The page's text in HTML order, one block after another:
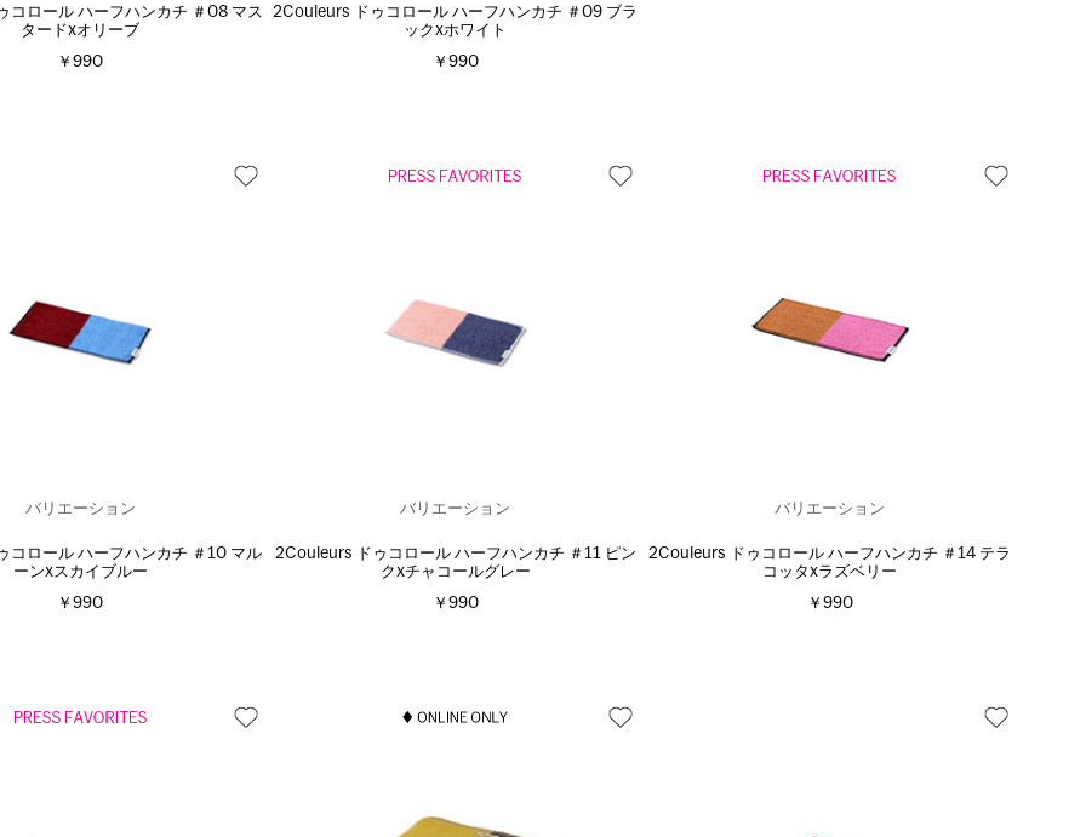
コロール ハーフハンカチ ＃08 マス
タードxオリーブ
￥990
2Couleurs ドゥコロール ハーフハンカチ ＃09 ブラ
ックxホワイト
￥990
バリエーション
コロール ハーフハンカチ ＃10 マル
ーンxスカイブルー
￥990
バリエーション
2Couleurs ドゥコロール ハーフハンカチ ＃11 ピン
クxチャコールグレー
￥990
バリエーション
2Couleurs ドゥコロール ハーフハンカチ ＃14 テラ
コッタxラズベリー
￥990